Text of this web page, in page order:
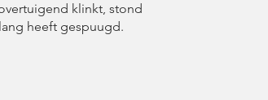
klinkt, stond
heeft gespuugd.